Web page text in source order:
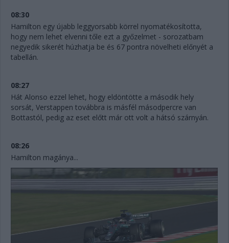
08:30
Hamilton egy újabb leggyorsabb körrel nyomatékosította,
hogy nem lehet elvenni tőle ezt a győzelmet - sorozatbam
negyedik sikerét húzhatja be és 67 pontra növelheti előnyét a
tabellán.
08:27
Hát Alonso ezzel lehet, hogy eldöntötte a második hely
sorsát, Verstappen továbbra is másfél másodpercre van
Bottastól, pedig az eset előtt már ott volt a hátsó szárnyán.
08:26
Hamilton magánya...